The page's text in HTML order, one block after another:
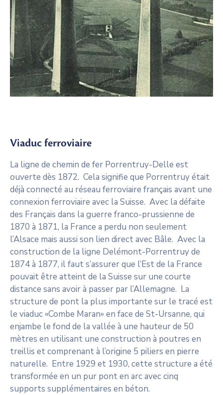
Viaduc ferroviaire
La ligne de chemin de fer Porrentruy-Delle est
ouverte dès 1872. Cela signifie que Porrentruy était
déjà connecté au réseau ferroviaire français avant une
connexion ferroviaire avec la Suisse. Avec la défaite
des Français dans la guerre franco-prussienne de
1870 à 1871, la France a perdu non seulement
l’Alsace mais aussi son lien direct avec Bâle. Avec la
construction de la ligne Delémont-Porrentruy de
1874 à 1877, il faut s’assurer que l’Est de la France
pouvait être atteint de la Suisse sur une courte
distance sans avoir à passer par l’Allemagne. La
structure de pont la plus importante sur le tracé est
le viaduc «Combe Maran» en face de St-Ursanne, qui
enjambe le fond de la vallée à une hauteur de 50
mètres en utilisant une construction à poutres en
treillis et comprenant à l’origine 5 piliers en pierre
naturelle. Entre 1929 et 1930, cette structure a été
transformée en un pur pont en arc avec cinq
supports supplémentaires en béton.